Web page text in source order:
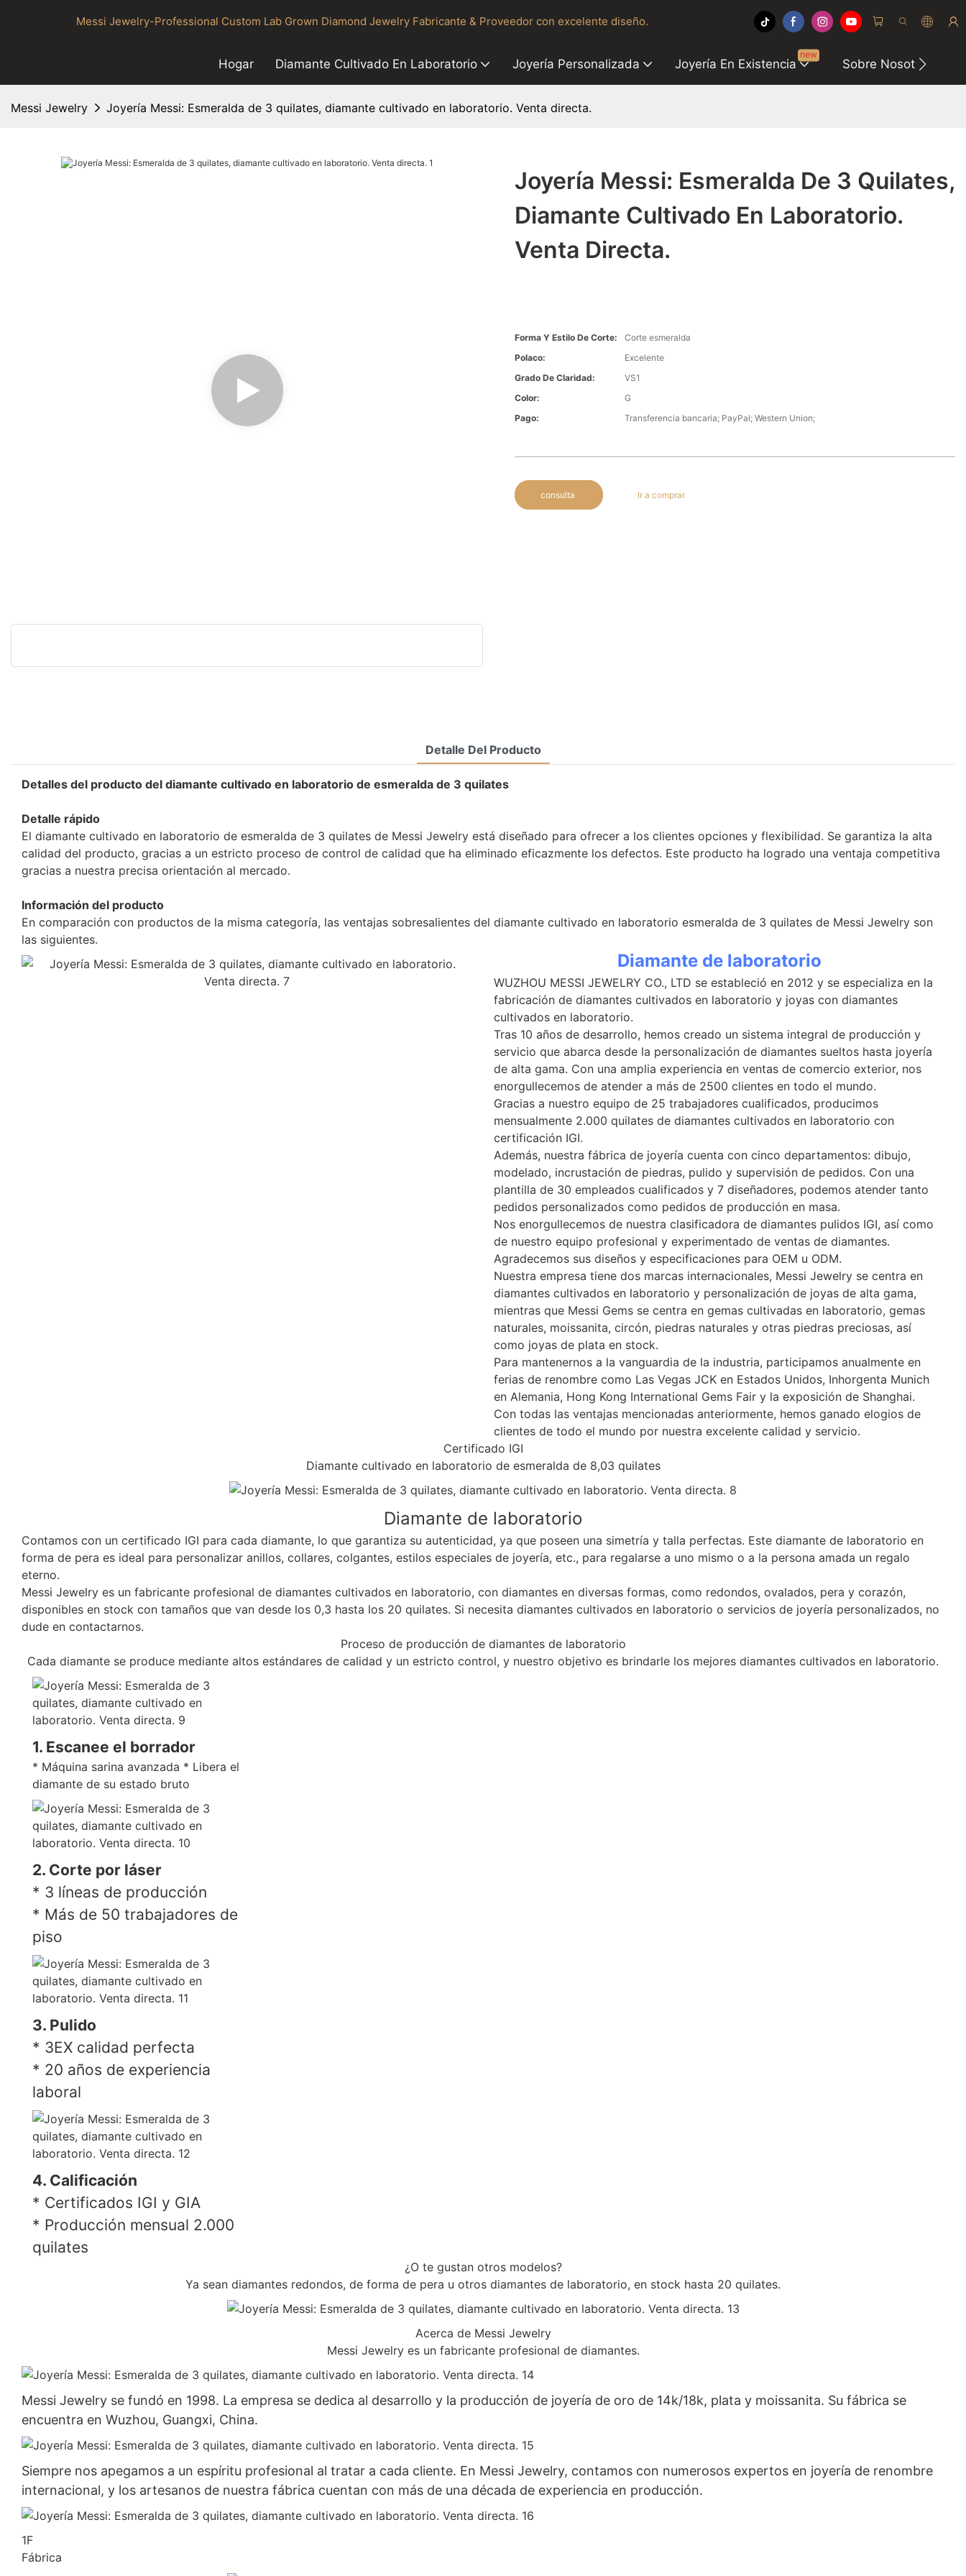
Messi Jewelry-Professional Custom Lab Grown Diamond Jewelry Fabricante & Proveedor con excelente diseño.
Hogar Diamante Cultivado En Laboratorio Joyería Personalizada Joyería En Existencia
new
Sobre Nosotros
Messi Jewelry Joyería Messi: Esmeralda de 3 quilates, diamante cultivado en laboratorio. Venta directa.
Joyería Messi: Esmeralda De 3 Quilates,
Diamante Cultivado En Laboratorio.
Venta Directa.
Forma Y Estilo De Corte:
Corte esmeralda
Polaco:
Excelente
Grado De Claridad:
VS1
Color:
G
Pago:
Transferencia bancaria; PayPal; Western Union;
consulta Ir a comprar
Detalle Del Producto
Detalles del producto del diamante cultivado en laboratorio de esmeralda de 3 quilates
Detalle rápido
El diamante cultivado en laboratorio de esmeralda de 3 quilates de Messi Jewelry está diseñado para ofrecer a los clientes opciones y flexibilidad. Se garantiza la alta
calidad del producto, gracias a un estricto proceso de control de calidad que ha eliminado eficazmente los defectos. Este producto ha logrado una ventaja competitiva
gracias a nuestra precisa orientación al mercado.
Información del producto
En comparación con productos de la misma categoría, las ventajas sobresalientes del diamante cultivado en laboratorio esmeralda de 3 quilates de Messi Jewelry son
las siguientes.
Diamante de laboratorio
WUZHOU MESSI JEWELRY CO., LTD se estableció en 2012 y se especializa en la
fabricación de diamantes cultivados en laboratorio y joyas con diamantes
cultivados en laboratorio.
Tras 10 años de desarrollo, hemos creado un sistema integral de producción y
servicio que abarca desde la personalización de diamantes sueltos hasta joyería
de alta gama. Con una amplia experiencia en ventas de comercio exterior, nos
enorgullecemos de atender a más de 2500 clientes en todo el mundo.
Gracias a nuestro equipo de 25 trabajadores cualificados, producimos
mensualmente 2.000 quilates de diamantes cultivados en laboratorio con
certificación IGI.
Además, nuestra fábrica de joyería cuenta con cinco departamentos: dibujo,
modelado, incrustación de piedras, pulido y supervisión de pedidos. Con una
plantilla de 30 empleados cualificados y 7 diseñadores, podemos atender tanto
pedidos personalizados como pedidos de producción en masa.
Nos enorgullecemos de nuestra clasificadora de diamantes pulidos IGI, así como
de nuestro equipo profesional y experimentado de ventas de diamantes.
Agradecemos sus diseños y especificaciones para OEM u ODM.
Nuestra empresa tiene dos marcas internacionales, Messi Jewelry se centra en
diamantes cultivados en laboratorio y personalización de joyas de alta gama,
mientras que Messi Gems se centra en gemas cultivadas en laboratorio, gemas
naturales, moissanita, circón, piedras naturales y otras piedras preciosas, así
como joyas de plata en stock.
Para mantenernos a la vanguardia de la industria, participamos anualmente en
ferias de renombre como Las Vegas JCK en Estados Unidos, Inhorgenta Munich
en Alemania, Hong Kong International Gems Fair y la exposición de Shanghai.
Con todas las ventajas mencionadas anteriormente, hemos ganado elogios de
clientes de todo el mundo por nuestra excelente calidad y servicio.
Certificado IGI
Diamante cultivado en laboratorio de esmeralda de 8,03 quilates
Diamante de laboratorio
Contamos con un certificado IGI para cada diamante, lo que garantiza su autenticidad, ya que poseen una simetría y talla perfectas. Este diamante de laboratorio en
forma de pera es ideal para personalizar anillos, collares, colgantes, estilos especiales de joyería, etc., para regalarse a uno mismo o a la persona amada un regalo
eterno.
Messi Jewelry es un fabricante profesional de diamantes cultivados en laboratorio, con diamantes en diversas formas, como redondos, ovalados, pera y corazón,
disponibles en stock con tamaños que van desde los 0,3 hasta los 20 quilates. Si necesita diamantes cultivados en laboratorio o servicios de joyería personalizados, no
dude en contactarnos.
Proceso de producción de diamantes de laboratorio
Cada diamante se produce mediante altos estándares de calidad y un estricto control, y nuestro objetivo es brindarle los mejores diamantes cultivados en laboratorio.
1. Escanee el borrador
* Máquina sarina avanzada * Libera el
diamante de su estado bruto
2. Corte por láser
* 3 líneas de producción
* Más de 50 trabajadores de
piso
3. Pulido
* 3EX calidad perfecta
* 20 años de experiencia
laboral
4. Calificación
* Certificados IGI y GIA
* Producción mensual 2.000
quilates
¿O te gustan otros modelos?
Ya sean diamantes redondos, de forma de pera u otros diamantes de laboratorio, en stock hasta 20 quilates.
Acerca de Messi Jewelry
Messi Jewelry es un fabricante profesional de diamantes.
Messi Jewelry se fundó en 1998. La empresa se dedica al desarrollo y la producción de joyería de oro de 14k/18k, plata y moissanita. Su fábrica se
encuentra en Wuzhou, Guangxi, China.
Siempre nos apegamos a un espíritu profesional al tratar a cada cliente. En Messi Jewelry, contamos con numerosos expertos en joyería de renombre
internacional, y los artesanos de nuestra fábrica cuentan con más de una década de experiencia en producción.
1F
Fábrica